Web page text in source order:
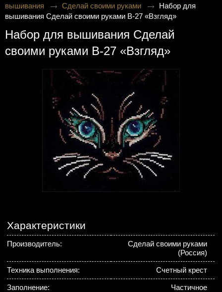
вышивания
Сделай своими руками
Набор для
вышивания Сделай своими руками В-27 «Взгляд»
Набор для вышивания Сделай
своими руками В-27 «Взгляд»
Характеристики
Производитель:
Сделай своими руками
(Россия)
Техника выполнения: Счетный крест
Заполнение: Частичное